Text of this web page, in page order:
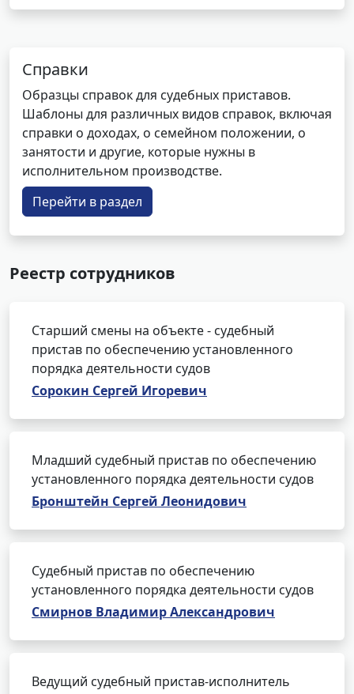
Справки
Образцы справок для судебных приставов.
Шаблоны для различных видов справок, включая
справки о доходах, о семейном положении, о
занятости и другие, которые нужны в
исполнительном производстве.
Перейти в раздел
Реестр сотрудников
Старший смены на объекте - судебный
пристав по обеспечению установленного
порядка деятельности судов
Сорокин Сергей Игоревич
Младший судебный пристав по обеспечению
установленного порядка деятельности судов
Бронштейн Сергей Леонидович
Судебный пристав по обеспечению
установленного порядка деятельности судов
Смирнов Владимир Александрович
Ведущий судебный пристав-исполнитель